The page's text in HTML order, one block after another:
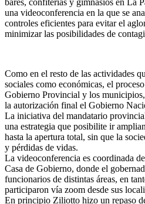
bares, confiterías y gimnasios en La
una videoconferencia en la que se
controles eficientes para evitar el
minimizar las posibilidades de
Como en el resto de las actividades
sociales como económicas, el
Gobierno Provincial y los
la autorización final el Gobierno
La iniciativa del mandatario
una estrategia que posibilite ir
hasta la apertura total, sin que la
y pérdidas de vidas.
La videoconferencia es coordinada
Casa de Gobierno, donde el
funcionarios de distintas áreas, en
participaron vía zoom desde sus
En principio Ziliotto hizo un repaso